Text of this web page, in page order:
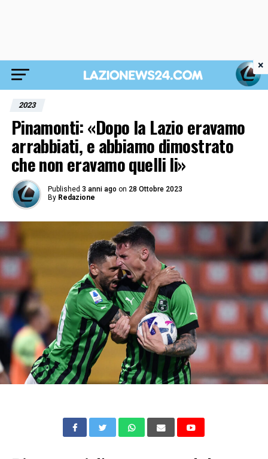
2023
Pinamonti: «Dopo la Lazio eravamo
arrabbiati, e abbiamo dimostrato
che non eravamo quelli li»
Published 3 anni ago on 28 Ottobre 2023
By Redazione
×